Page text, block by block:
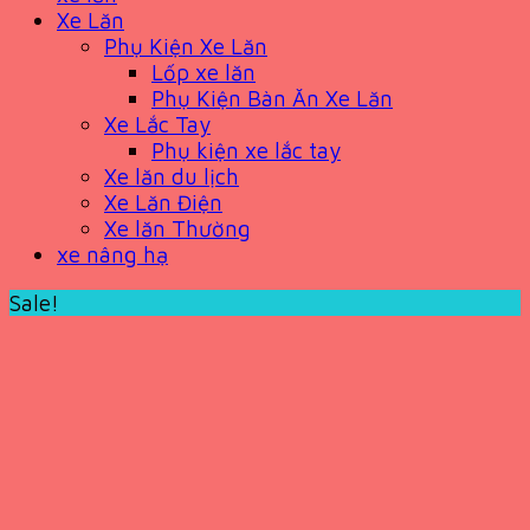
Xe Lăn
Phụ Kiện Xe Lăn
Lốp xe lăn
Phụ Kiện Bàn Ăn Xe Lăn
Xe Lắc Tay
Phụ kiện xe lắc tay
Xe lăn du lịch
Xe Lăn Điện
Xe lăn Thường
xe nâng hạ
Sale!